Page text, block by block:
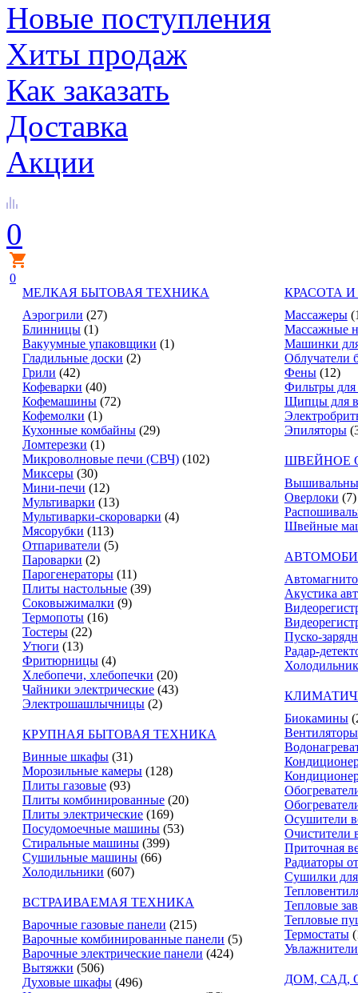
Новые поступления
Хиты продаж
Как заказать
Доставка
Акции
0
0
МЕЛКАЯ БЫТОВАЯ ТЕХНИКА
Аэрогрили (27)
Блинницы (1)
Вакуумные упаковщики (1)
Гладильные доски (2)
Грили (42)
Кофеварки (40)
Кофемашины (72)
Кофемолки (1)
Кухонные комбайны (29)
Ломтерезки (1)
Микроволновые печи (СВЧ) (102)
Миксеры (30)
Мини-печи (12)
Мультиварки (13)
Мультиварки-скороварки (4)
Мясорубки (113)
Отпариватели (5)
Пароварки (2)
Парогенераторы (11)
Плиты настольные (39)
Соковыжималки (9)
Термопоты (16)
Тостеры (22)
Утюги (13)
Фритюрницы (4)
Хлебопечи, хлебопечки (20)
Чайники электрические (43)
Электрошашлычницы (2)
КРУПНАЯ БЫТОВАЯ ТЕХНИКА
Винные шкафы (31)
Морозильные камеры (128)
Плиты газовые (93)
Плиты комбинированные (20)
Плиты электрические (169)
Посудомоечные машины (53)
Стиральные машины (399)
Сушильные машины (66)
Холодильники (607)
ВСТРАИВАЕМАЯ ТЕХНИКА
Варочные газовые панели (215)
Варочные комбинированные панели (5)
Варочные электрические панели (424)
Вытяжки (506)
Духовые шкафы (496)
КРАСОТА И
Массажеры
Массажные
Машинки
Облучатели
Фены (12)
Фильтры
Щипцы для
Эпиляторы
ШВЕЙНОЕ
Оверлоки (7)
Швейные
Акустика
Пуско-
Радар-
Биокамины
Вентиляторы
Осушители
Очистители
Приточная
Радиаторы
Сушилки
Тепловые
Тепловые
Термостаты
ДОМ, САД,